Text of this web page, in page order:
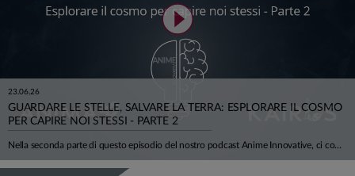
23.06.26
GUARDARE LE STELLE, SALVARE LA TERRA: ESPLORARE IL COSMO
PER CAPIRE NOI STESSI - PARTE 2
Nella seconda parte di questo episodio del nostro podcast Anime Innovative, ci concentriamo sulla cosiddetta Space Economy, e su tutte le opportunità (e difficoltà) che possono nascere. Insieme all'astrofisico Luca Perri viaggiamo tra scienza, economia, meraviglia e concretezza.